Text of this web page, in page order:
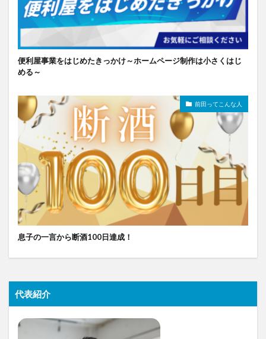
便利屋事業をはじめたきっかけ～ホームページ制作は小さくはじ
める～
前田ってこんな人
息子の一言から断酒100日達成！
代表紹介